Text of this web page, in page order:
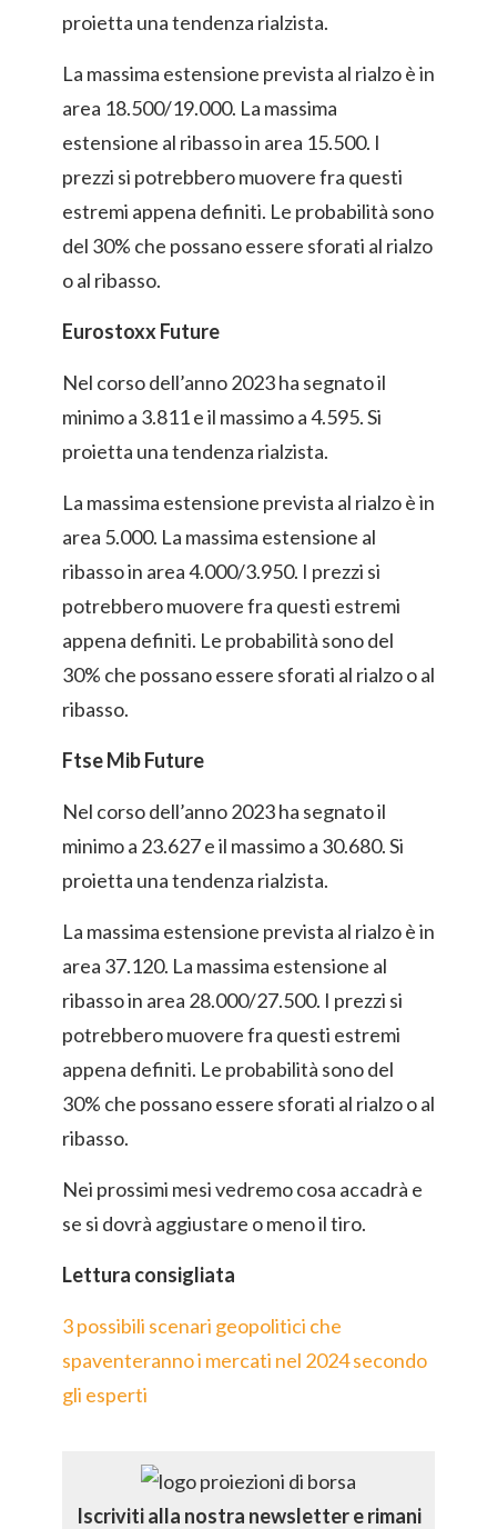
proietta una tendenza rialzista.
La massima estensione prevista al rialzo è in
area 18.500/19.000. La massima
estensione al ribasso in area 15.500. I
prezzi si potrebbero muovere fra questi
estremi appena definiti. Le probabilità sono
del 30% che possano essere sforati al rialzo
o al ribasso.
Eurostoxx Future
Nel corso dell’anno 2023 ha segnato il
minimo a 3.811 e il massimo a 4.595. Si
proietta una tendenza rialzista.
La massima estensione prevista al rialzo è in
area 5.000. La massima estensione al
ribasso in area 4.000/3.950. I prezzi si
potrebbero muovere fra questi estremi
appena definiti. Le probabilità sono del
30% che possano essere sforati al rialzo o al
ribasso.
Ftse Mib Future
Nel corso dell’anno 2023 ha segnato il
minimo a 23.627 e il massimo a 30.680. Si
proietta una tendenza rialzista.
La massima estensione prevista al rialzo è in
area 37.120. La massima estensione al
ribasso in area 28.000/27.500. I prezzi si
potrebbero muovere fra questi estremi
appena definiti. Le probabilità sono del
30% che possano essere sforati al rialzo o al
ribasso.
Nei prossimi mesi vedremo cosa accadrà e
se si dovrà aggiustare o meno il tiro.
Lettura consigliata
3 possibili scenari geopolitici che
spaventeranno i mercati nel 2024 secondo
gli esperti
Iscriviti alla nostra newsletter e rimani